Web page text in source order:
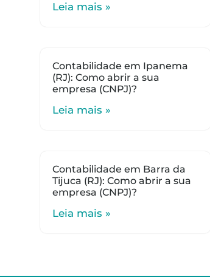
Leia mais »
Contabilidade em Ipanema
(RJ): Como abrir a sua
empresa (CNPJ)?
Leia mais »
Contabilidade em Barra da
Tijuca (RJ): Como abrir a sua
empresa (CNPJ)?
Leia mais »